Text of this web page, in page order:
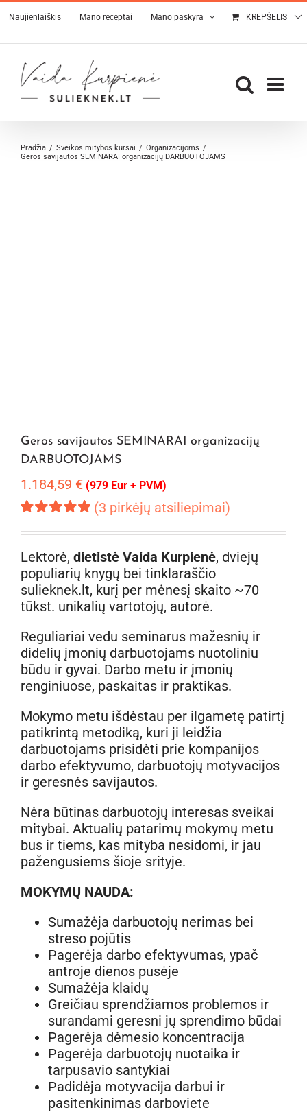
Skip
to
content
Naujienlaiškis Mano receptai Mano paskyra KREPŠELIS
Pradžia Sveikos mitybos kursai
Organizacijoms
Geros savijautos SEMINARAI organizacijų DARBUOTOJAMS
Geros savijautos SEMINARAI organizacijų
DARBUOTOJAMS
1.184,59 € (979 Eur + PVM)
įvertinimų:)
(3 pirkėjų atsiliepimai)
Lektorė, dietistė Vaida Kurpienė, dviejų
populiarių knygų bei tinklaraščio
sulieknek.lt, kurį per mėnesį skaito ~70
tūkst. unikalių vartotojų, autorė.
Reguliariai vedu seminarus mažesnių ir
didelių įmonių darbuotojams nuotoliniu
būdu ir gyvai. Darbo metu ir įmonių
renginiuose, paskaitas ir praktikas.
Mokymo metu išdėstau per ilgametę patirtį
patikrintą metodiką, kuri ji leidžia
darbuotojams prisidėti prie kompanijos
darbo efektyvumo, darbuotojų motyvacijos
ir geresnės savijautos.
Nėra būtinas darbuotojų interesas sveikai
mitybai. Aktualių patarimų mokymų metu
bus ir tiems, kas mityba nesidomi, ir jau
pažengusiems šioje srityje.
MOKYMŲ NAUDA:
Sumažėja darbuotojų nerimas bei
streso pojūtis
Pagerėja darbo efektyvumas, ypač
antroje dienos pusėje
Sumažėja klaidų
Greičiau sprendžiamos problemos ir
surandami geresni jų sprendimo būdai
Pagerėja dėmesio koncentracija
Pagerėja darbuotojų nuotaika ir
tarpusavio santykiai
Padidėja motyvacija darbui ir
pasitenkinimas darboviete